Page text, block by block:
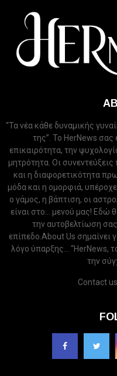
“Τα νέα κάθε δυναμικής
της”. Το HerNews σας
επικαιρότητα, την
μητρότητα. Οι
και η διαφορετικότητα
μόδα και η ομορφιά,
ο γάμος, η βάπτιση, οι
είναι στο... μενού μας! Εδώ
την αυτοβελτίωση
επίπεδο.About Us σημαίνει
λόγο ύπαρξης... “HerNews,
την
Contact